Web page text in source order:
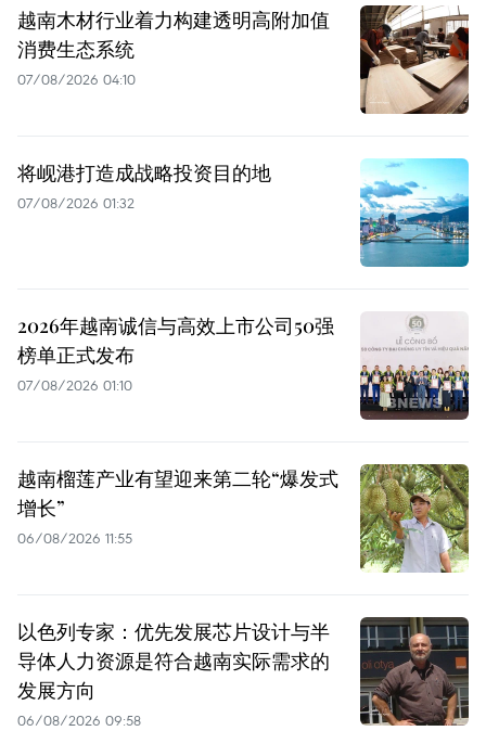
越南木材行业着力构建透明高附加值
消费生态系统
07/08/2026 04:10
将岘港打造成战略投资目的地
07/08/2026 01:32
2026年越南诚信与高效上市公司50强
榜单正式发布
07/08/2026 01:10
越南榴莲产业有望迎来第二轮“爆发式
增长”
06/08/2026 11:55
以色列专家：优先发展芯片设计与半
导体人力资源是符合越南实际需求的
发展方向
06/08/2026 09:58